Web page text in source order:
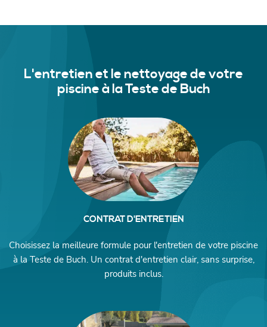
L'entretien et le nettoyage de votre
piscine à la Teste de Buch
CONTRAT D'ENTRETIEN
Choisissez la meilleure formule pour l'entretien de votre piscine
à la Teste de Buch. Un contrat d'entretien clair, sans surprise,
produits inclus.